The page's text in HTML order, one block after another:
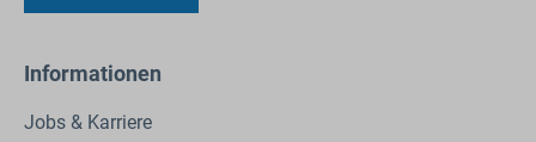
Informationen
Jobs & Karriere